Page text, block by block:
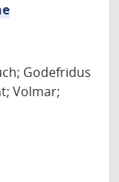
Godefridus
Volmar;